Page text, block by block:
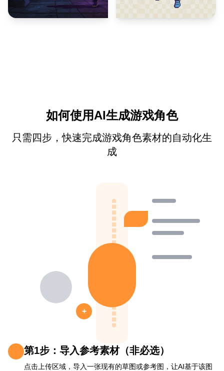
如何使用AI生成游戏角色
只需四步，快速完成游戏角色素材的自动化生
成
+
第1步：导入参考素材（非必选）
点击上传区域，导入一张现有的草图或参考图，让AI基于该图